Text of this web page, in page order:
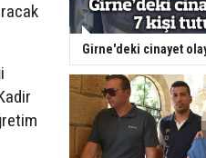
Girne'deki cinayet